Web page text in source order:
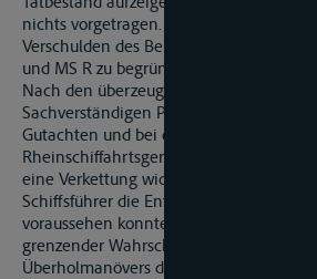
nichts vorgetragen. Dieser Vortrag
Verschulden des Beklagten an der
und MS R zu begründen:
Nach den überzeugenden Ausführungen
Sachverständigen Prof. Dr. H in seinem
Gutachten und bei dessen mündlicher
Rheinschiffahrtsgericht ist es zu dem
eine Verkettung widriger Umstände
Schiffsführer die Entwicklung kaum
voraussehen konnten. MS M habe mit
grenzender Wahrscheinlichkeit kurz oder
Überholmanövers durch MS R keine